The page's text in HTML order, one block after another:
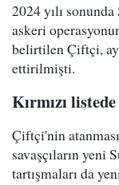
2024 yılı
askeri
belirtilen Çiftçi,
ettirilmişti.
Kırmızı
Çiftçi'nin
savaşçıların
tartışmaları da